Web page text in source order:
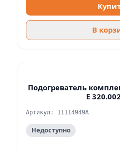
В
Подогреватель
E
Артикул: 11114949A
Недоступно